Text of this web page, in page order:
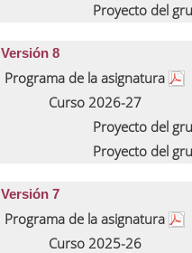
Proyecto del
Versión 8
Programa de la asignatura
Curso 2026-27
Proyecto del
Proyecto del
Versión 7
Programa de la asignatura
Curso 2025-26